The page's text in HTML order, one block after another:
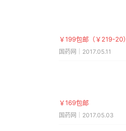
￥199包邮（￥219-20）
国药网｜2017.05.11
￥169包邮
国药网｜2017.05.03